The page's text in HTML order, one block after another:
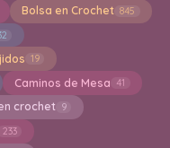
Bolsa en Crochet 845
19
Caminos de Mesa 41
crochet 9
233